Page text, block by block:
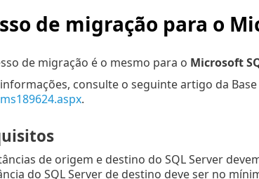
de migração para o
de migração é o mesmo para o Microsoft
consulte o seguinte artigo da
.
de origem e destino do SQL Server
do SQL Server de destino deve ser no